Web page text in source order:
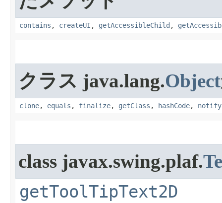
contains , createUI , getAccessibleChild ,
クラス java.lang.Object
clone, equals , finalize, getClass , hashCode, notify
class javax.swing.plaf.
getToolTipText2D